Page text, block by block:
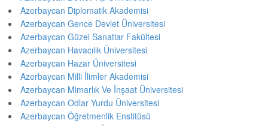
Azerbaycan Diplomatik Akademisi
Azerbaycan Gence Devlet Üniversitesi
Azerbaycan Güzel Sanatlar Fakültesi
Azerbaycan Havacılık Üniversitesi
Azerbaycan Hazar Üniversitesi
Azerbaycan Milli İlimler Akademisi
Azerbaycan Mimarlık Ve İnşaat Üniversitesi
Azerbaycan Odlar Yurdu Üniversitesi
Azerbaycan Öğretmenlik Enstitüsü